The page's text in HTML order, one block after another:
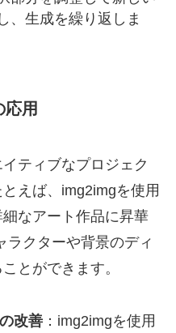
、生成を繰り返しま
用
ティブなプロジェク
えば、img2imgを使用
なアート作品に昇華
ラクターや背景のディ
とができます。
改善 ：img2imgを使用